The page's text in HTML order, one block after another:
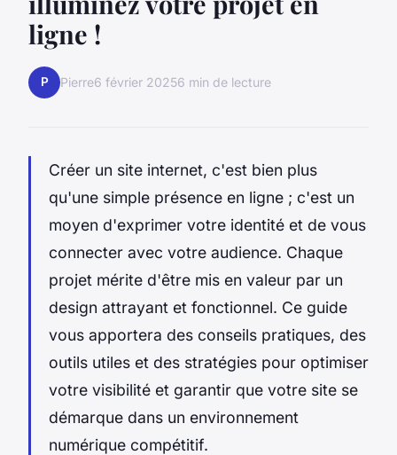
ligne !
P Pierre6 février 20256 min de lecture
Créer un site internet, c'est bien plus
qu'une simple présence en ligne ; c'est un
moyen d'exprimer votre identité et de vous
connecter avec votre audience. Chaque
projet mérite d'être mis en valeur par un
design attrayant et fonctionnel. Ce guide
vous apportera des conseils pratiques, des
outils utiles et des stratégies pour optimiser
votre visibilité et garantir que votre site se
démarque dans un environnement
numérique compétitif.